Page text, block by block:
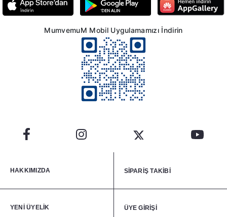
MumvemuM Mobil Uygulamamızı İndirin
HAKKIMIZDA SİPARİŞ TAKİBİ
YENİ ÜYELİK ÜYE GİRİŞİ